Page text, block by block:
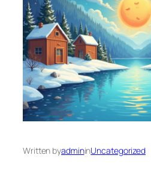
Written byadmininUncategorized